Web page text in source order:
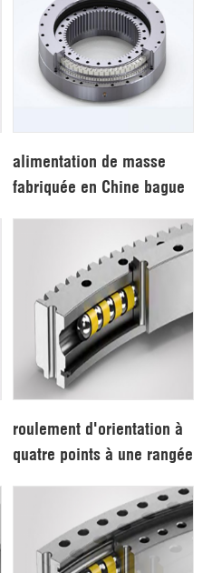
alimentation de masse
fabriquée en Chine bague
roulement d'orientation à
quatre points à une rangée